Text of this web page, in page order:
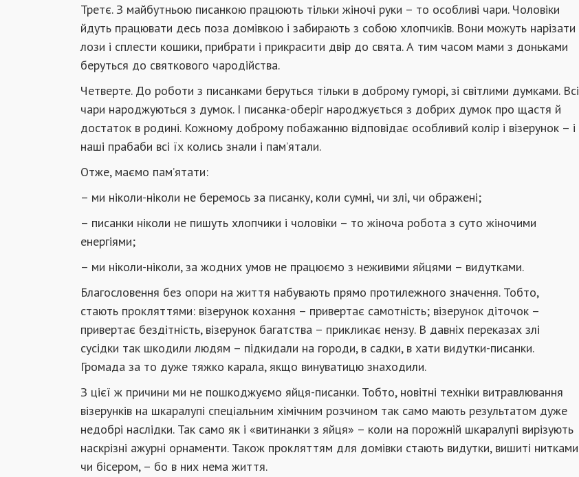
Третє. З майбутньою писанкою працюють тільки жіночі руки – то особливі чари. Чоловіки
йдуть працювати десь поза домівкою і забирають з собою хлопчиків. Вони можуть нарізати
лози і сплести кошики, прибрати і прикрасити двір до свята. А тим часом мами з доньками
беруться до святкового чародійства.
Четверте. До роботи з писанками беруться тільки в доброму гуморі, зі світлими думками. Всі
чари народжуються з думок. І писанка-оберіг народжується з добрих думок про щастя й
достаток в родині. Кожному доброму побажанню відповідає особливий колір і візерунок – і
наші прабаби всі їх колись знали і пам’ятали.
Отже, маємо пам’ятати:
– ми ніколи-ніколи не беремось за писанку, коли сумні, чи злі, чи ображені;
– писанки ніколи не пишуть хлопчики і чоловіки – то жіноча робота з суто жіночими
енергіями;
– ми ніколи-ніколи, за жодних умов не працюємо з неживими яйцями – видутками.
Благословення без опори на життя набувають прямо протилежного значення. Тобто,
стають прокляттями: візерунок кохання – привертає самотність; візерунок діточок –
привертає бездітність, візерунок багатства – прикликає нензу. В давніх переказах злі
сусідки так шкодили людям – підкидали на городи, в садки, в хати видутки-писанки.
Громада за то дуже тяжко карала, якщо винуватицю знаходили.
З цієї ж причини ми не пошкоджуємо яйця-писанки. Тобто, новітні техніки витравлювання
візерунків на шкаралупі спеціальним хімічним розчином так само мають результатом дуже
недобрі наслідки. Так само як і «витинанки з яйця» – коли на порожній шкаралупі вирізують
наскрізні ажурні орнаменти. Також прокляттям для домівки стають видутки, вишиті нитками
чи бісером, – бо в них нема життя.